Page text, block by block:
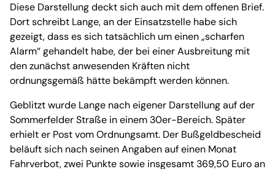
Diese Darstellung deckt sich auch mit dem offenen Brief.
Dort schreibt Lange, an der Einsatzstelle habe sich
gezeigt, dass es sich tatsächlich um einen „scharfen
Alarm“ gehandelt habe, der bei einer Ausbreitung mit
den zunächst anwesenden Kräften nicht
ordnungsgemäß hätte bekämpft werden können.
Geblitzt wurde Lange nach eigener Darstellung auf der
Sommerfelder Straße in einem 30er-Bereich. Später
erhielt er Post vom Ordnungsamt. Der Bußgeldbescheid
beläuft sich nach seinen Angaben auf einen Monat
Fahrverbot, zwei Punkte sowie insgesamt 369,50 Euro an